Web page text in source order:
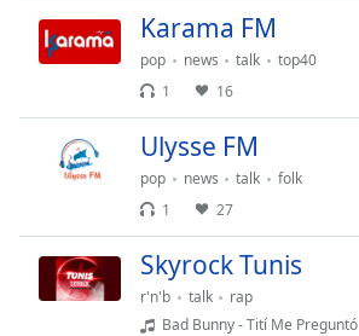
descriptions
off,
selected
Subtitles
subtitles
settings
subtitles
settings
dialog
Karama FM
pop news talk
top40
1
16
Ulysse FM
pop news talk
folk
1
27
Skyrock Tunis
r'n'b talk
rap
Bad Bunny - Tití Me Preguntó